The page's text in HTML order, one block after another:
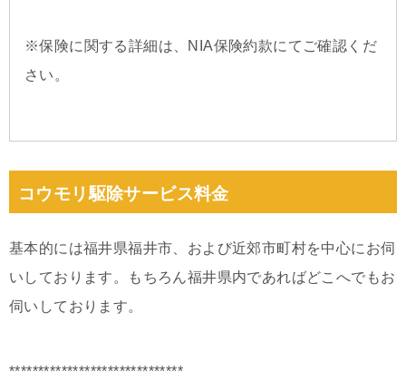
※保険に関する詳細は、NIA保険約款にてご確認くだ
さい。
コウモリ駆除サービス料金
基本的には福井県福井市、および近郊市町村を中心にお伺
いしております。もちろん福井県内であればどこへでもお
伺いしております。